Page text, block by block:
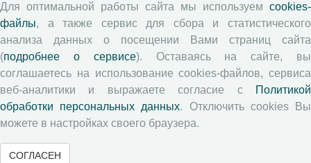
Памятка рецензенту
Положение о рецензировании
Форма рецензии
Журналы ВолНЦ РАН
Для оптимальной работы сайта мы используем cookies-
файлы, а также сервис для сбора и статистического
анализа данных о посещении Вами страниц сайта
(подробнее о сервисе). Оставаясь на сайте, вы
соглашаетесь на использование cookies-файлов, сервиса
веб-аналитики и выражаете согласие с
Политикой
обработки персональных данных. Отключить cookies Вы
можете в настройках своего браузера.
СОГЛАСЕН